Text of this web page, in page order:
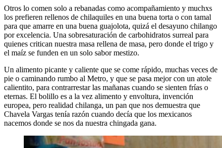
Otros lo comen solo a rebanadas como acompañamiento y muchxs
los prefieren rellenos de chilaquiles en una buena torta o con tamal
para que amarre en una buena guajolota, quizá el desayuno chilango
por excelencia. Una sobresaturación de carbohidratos surreal para
quienes critican nuestra masa rellena de masa, pero donde el trigo y
el maíz se funden en un solo sabor mestizo.
Un alimento picante y caliente que se come rápido, muchas veces de
pie o caminando rumbo al Metro, y que se pasa mejor con un atole
calientito, para contrarrestar las mañanas cuando se sienten frías o
eternas. El bolillo es a la vez alimento y envoltura, invención
europea, pero realidad chilanga, un pan que nos demuestra que
Chavela Vargas tenía razón cuando decía que los mexicanos
nacemos donde se nos da nuestra chingada gana.